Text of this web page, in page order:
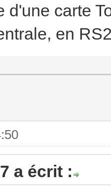
d'une carte
en
a écrit :